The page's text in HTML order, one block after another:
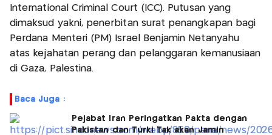
International Criminal Court (ICC). Putusan yang
dimaksud yakni, penerbitan surat penangkapan bagi
Perdana Menteri (PM) Israel Benjamin Netanyahu
atas kejahatan perang dan pelanggaran kemanusiaan
di Gaza, Palestina.
Baca Juga :
Pejabat Iran Peringatkan Pakta dengan
Pakistan dan Turki Tak akan Jamin